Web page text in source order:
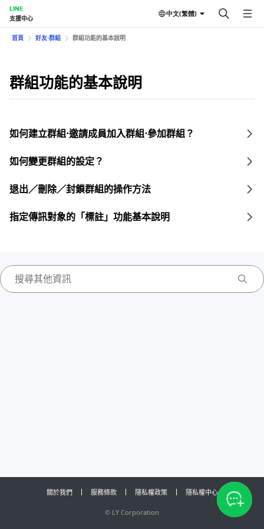
LINE
支援中心
中文(繁體)
首頁 好友⋅群組 群組功能的基本說明
群組功能的基本說明
如何建立群組⋅邀請成員加入群組⋅參加群組？
如何變更群組的設定？
退出／刪除／封鎖群組的操作方法
指定傳訊對象的「標註」功能基本說明
關於我們 服務條款 隱私權政策 隱私權中心
© LY Corporation